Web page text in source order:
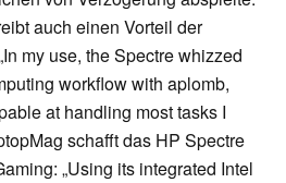
auch einen Vorteil der
my use, the Spectre whizzed
workflow with aplomb,
at handling most tasks I
schafft das HP Spectre
„Using its integrated Intel